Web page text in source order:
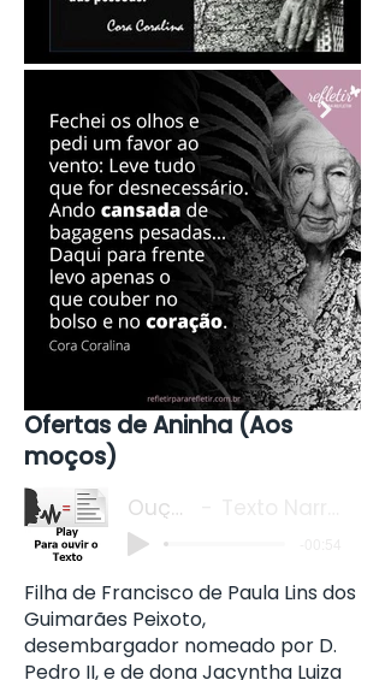
Visite Também
museucoracoralina.com.br
Ofertas de Aninha (Aos
moços)
Ouça o
Filha de Francisco de Paula Lins dos
Guimarães Peixoto,
desembargador nomeado por D.
Pedro II, e de dona Jacyntha Luiza